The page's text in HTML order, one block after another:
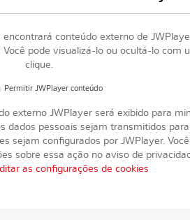
conteúdo externo de
pode visualizá-lo ou ocultá-lo com
clique.
Permitir JWPlayerconteúdo
externo JWPlayerserá exibido para
dados pessoais sejam transmitidos para
sejam configurados por JWPlayer. Você
sobre essa ação no aviso de
as configurações de cookies